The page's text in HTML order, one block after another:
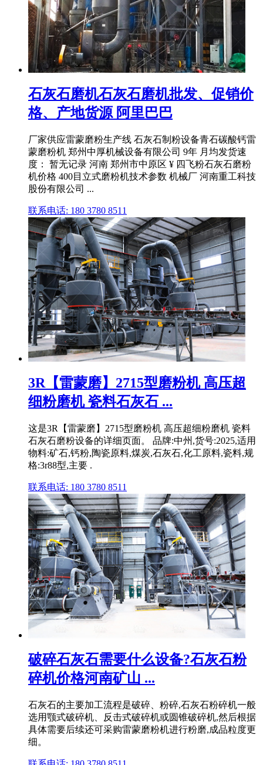
石灰石磨机石灰石磨机批发、促销价
格、产地货源 阿里巴巴
厂家供应雷蒙磨粉生产线 石灰石制粉设备青石碳酸钙雷
蒙磨粉机 郑州中厚机械设备有限公司 9年 月均发货速
度： 暂无记录 河南 郑州市中原区 ¥ 四飞粉石灰石磨粉
机价格 400目立式磨粉机技术参数 机械厂 河南重工科技
股份有限公司 ...
联系电话: 180 3780 8511
3R【雷蒙磨】2715型磨粉机 高压超
细粉磨机 瓷料石灰石 ...
这是3R【雷蒙磨】2715型磨粉机 高压超细粉磨机 瓷料
石灰石磨粉设备的详细页面。 品牌:中州,货号:2025,适用
物料:矿石,钙粉,陶瓷原料,煤炭,石灰石,化工原料,瓷料,规
格:3r88型,主要 .
联系电话: 180 3780 8511
破碎石灰石需要什么设备?石灰石粉
碎机价格河南矿山 ...
石灰石的主要加工流程是破碎、粉碎,石灰石粉碎机一般
选用颚式破碎机、反击式破碎机或圆锥破碎机,然后根据
具体需要后续还可采购雷蒙磨粉机进行粉磨,成品粒度更
细。